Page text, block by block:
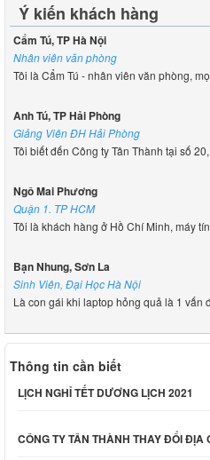
Ý kiến khách hàng
Cẩm Tú, TP Hà Nội
Nhân viên văn phòng
Tôi là Cẩm Tú - nhân viên văn phòng,
Anh Tú, TP Hải Phòng
Giảng Viên ĐH Hải Phòng
Tôi biết đến Công ty Tân Thành tại số
Ngô Mai Phương
Quận 1. TP HCM
Tôi là khách hàng ở Hồ Chí Minh, máy
Bạn Nhung, Sơn La
Sinh Viên, Đại Học Hà Nội
Là con gái khi laptop hỏng quả là 1 vấn
Thông tin cần biết
LỊCH NGHỈ TẾT DƯƠNG LỊCH 2021
CÔNG TY TÂN THÀNH THAY ĐỔI ĐỊA